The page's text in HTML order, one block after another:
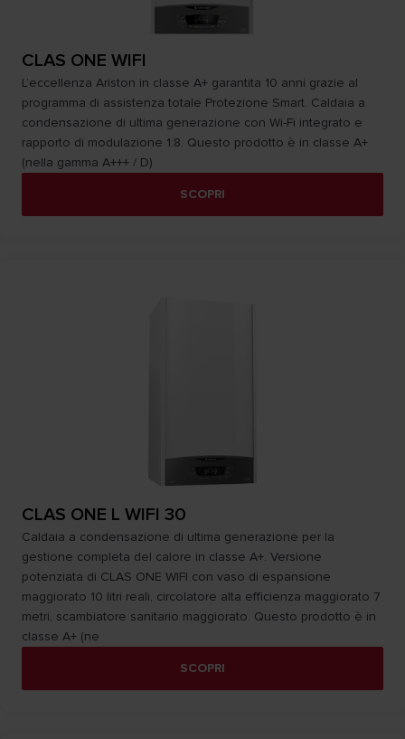
CLAS ONE WIFI
L’eccellenza Ariston in classe A+ garantita 10 anni grazie al
programma di assistenza totale Protezione Smart. Caldaia a
condensazione di ultima generazione con Wi-Fi integrato e
rapporto di modulazione 1:8. Questo prodotto è in classe A+
(nella gamma A+++ / D)
SCOPRI
CLAS ONE L WIFI 30
Caldaia a condensazione di ultima generazione per la
gestione completa del calore in classe A+. Versione
potenziata di CLAS ONE WIFI con vaso di espansione
maggiorato 10 litri reali, circolatore alta efficienza maggiorato 7
metri, scambiatore sanitario maggiorato. Questo prodotto è in
classe A+ (ne
SCOPRI